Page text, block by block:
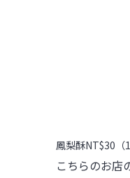
鳳梨酥NT$30（
こちらのお店